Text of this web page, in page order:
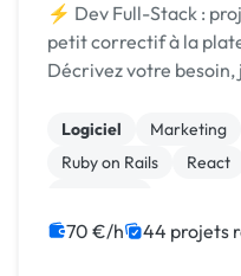
⚡ Dev Full-Stack :
petit correctif à la
Décrivez votre besoin,
Logiciel Marketing
Ruby on Rails
React
70 €/h 44 projets